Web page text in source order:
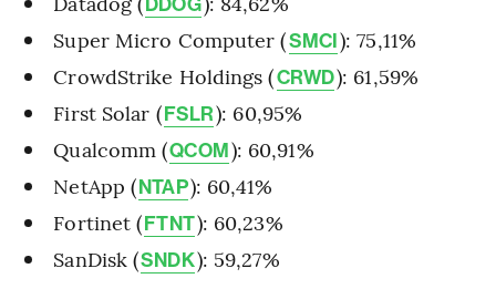
Super Micro Computer (SMCI): 75,11%
CrowdStrike Holdings (CRWD): 61,59%
First Solar (FSLR): 60,95%
Qualcomm (QCOM): 60,91%
NetApp (NTAP): 60,41%
Fortinet (FTNT): 60,23%
SanDisk (SNDK): 59,27%